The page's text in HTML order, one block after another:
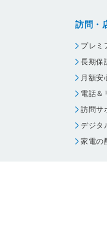
訪問・
プレミ
長期保
月額安
電話＆
訪問サ
デジタ
家電の